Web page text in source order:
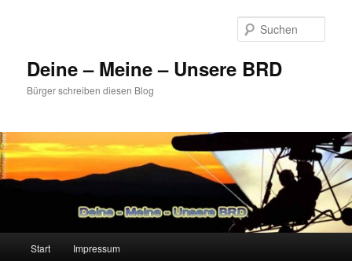
Deine – Meine – Unsere BRD
Bürger schreiben diesen Blog
Start Impressum